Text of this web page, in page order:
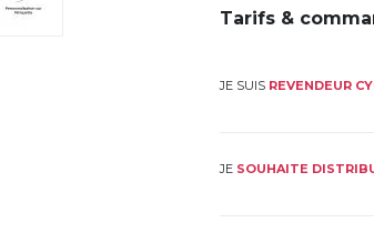
Tarifs &
JE SUIS REVENDEUR
JE SOUHAITE